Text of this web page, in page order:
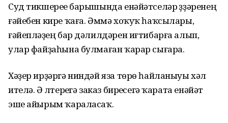
Суд тикшереүе барышында енәйәтселәр үҙҙәренең
ғәйебен кире ҡаға. Әммә хоҡуҡ һаҡсылары,
ғәйепләүҙең бар дәлилдәрен иғтибарға алып,
улар файҙаһына булмаған ҡарар сығара.
Хәҙер ирҙәргә ниндәй яза төрө һайланыуы хәл
ителә. Ә үлтереүгә заказ биреүсегә ҡарата енәйәт
эше айырым ҡараласаҡ.